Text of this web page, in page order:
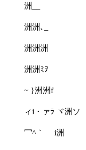
洲__
,ィ洲
洲洲､_
,ｚ云
洲洲洲
｝洲洲
洲洲ﾐｦ
（洲洲
~ }洲洲f
（洲洲
ィi・ァﾗ ヾ洲ソ
'）洲
冖^｀ i洲
｀¨ｨ